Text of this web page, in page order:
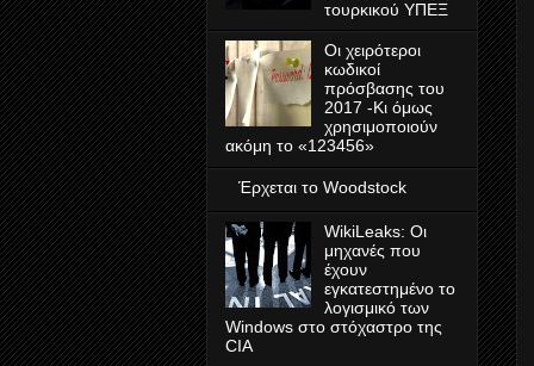
τουρκικού ΥΠΕΞ
Οι χειρότεροι
κωδικοί
πρόσβασης του
2017 -Κι όμως
χρησιμοποιούν
ακόμη το «123456»
Έρχεται το Woodstock
WikiLeaks: Οι
μηχανές που
έχουν
εγκατεστημένο το
λογισμικό των
Windows στο στόχαστρο της
CIA